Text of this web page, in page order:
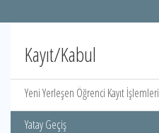
Kayıt/Kabul
Yeni Yerleşen Öğrenci Kayıt İşlemleri
Yatay Geçiş